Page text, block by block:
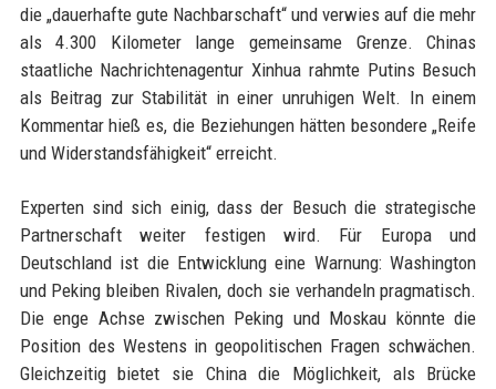
die „dauerhafte gute Nachbarschaft“ und verwies auf die mehr
als 4.300 Kilometer lange gemeinsame Grenze. Chinas
staatliche Nachrichtenagentur Xinhua rahmte Putins Besuch
als Beitrag zur Stabilität in einer unruhigen Welt. In einem
Kommentar hieß es, die Beziehungen hätten besondere „Reife
und Widerstandsfähigkeit“ erreicht.
Experten sind sich einig, dass der Besuch die strategische
Partnerschaft weiter festigen wird. Für Europa und
Deutschland ist die Entwicklung eine Warnung: Washington
und Peking bleiben Rivalen, doch sie verhandeln pragmatisch.
Die enge Achse zwischen Peking und Moskau könnte die
Position des Westens in geopolitischen Fragen schwächen.
Gleichzeitig bietet sie China die Möglichkeit, als Brücke